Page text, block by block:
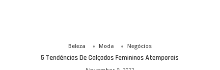
Beleza Moda Negócios
5 Tendências De Calçados Femininos Atemporais